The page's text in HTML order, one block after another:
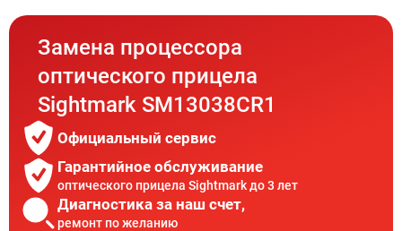
Замена процессора
оптического прицела
Sightmark SM13038CR1
Официальный сервис
Гарантийное обслуживание
оптического прицела Sightmark до 3 лет
Диагностика за наш счет,
ремонт по желанию